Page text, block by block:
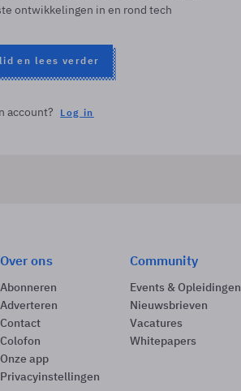
ontwikkelingen in en rond tech
en lees verder
account? Log in
Over ons
Abonneren
Adverteren
Contact
Colofon
Onze app
Privacyinstellingen
Community
Events & Opleidingen
Nieuwsbrieven
Vacatures
Whitepapers